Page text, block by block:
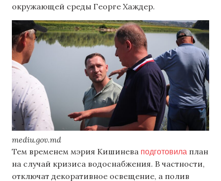
окружающей среды Георге Хаждер.
mediu.gov.md
Тем временем мэрия Кишинева подготовила план
на случай кризиса водоснабжения. В частности,
отключат декоративное освещение, а полив